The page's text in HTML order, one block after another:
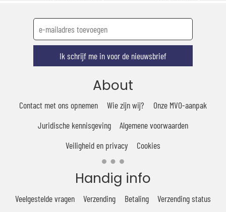
Ik schrijf me in voor de nieuwsbrief
About
Contact met ons opnemen Wie zijn wij?
Onze MVO-aanpak
Juridische kennisgeving
Algemene voorwaarden
Veiligheid en privacy
Cookies
Handig info
Veelgestelde vragen Verzending Betaling
Verzending status